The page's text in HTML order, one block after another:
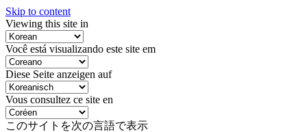
Skip to content
Viewing this site in
Você está visualizando este site em
Diese Seite anzeigen auf
Vous consultez ce site en
このサイトを次の言語で表示